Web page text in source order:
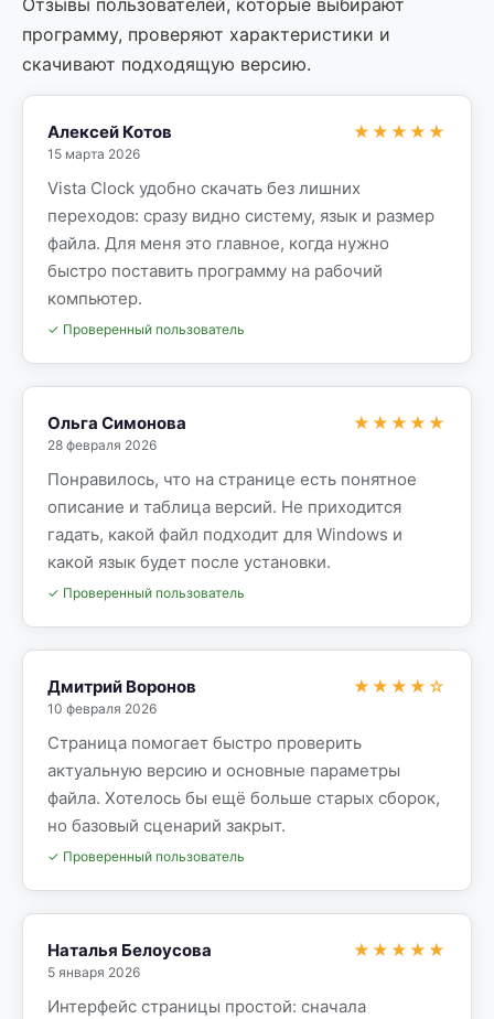
Отзывы пользователей, которые выбирают
программу, проверяют характеристики и
скачивают подходящую версию.
Алексей Котов
15 марта 2026
★★★★★
Vista Clock удобно скачать без лишних
переходов: сразу видно систему, язык и размер
файла. Для меня это главное, когда нужно
быстро поставить программу на рабочий
компьютер.
✓ Проверенный пользователь
Ольга Симонова
28 февраля 2026
★★★★★
Понравилось, что на странице есть понятное
описание и таблица версий. Не приходится
гадать, какой файл подходит для Windows и
какой язык будет после установки.
✓ Проверенный пользователь
Дмитрий Воронов
10 февраля 2026
★★★★☆
Страница помогает быстро проверить
актуальную версию и основные параметры
файла. Хотелось бы ещё больше старых сборок,
но базовый сценарий закрыт.
✓ Проверенный пользователь
Наталья Белоусова
5 января 2026
★★★★★
Интерфейс страницы простой: сначала